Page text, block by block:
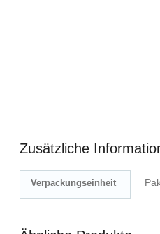
Zusätzliche
Verpackungseinheit